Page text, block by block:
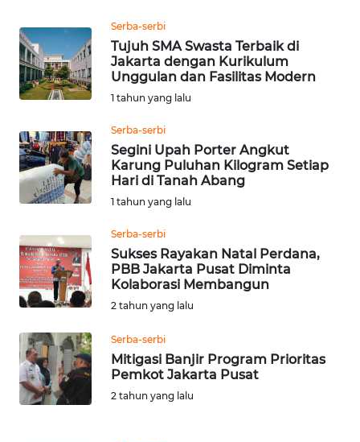
Serba-serbi
Tujuh SMA Swasta Terbaik di
Jakarta dengan Kurikulum
Unggulan dan Fasilitas Modern
1 tahun yang lalu
Serba-serbi
Segini Upah Porter Angkut
Karung Puluhan Kilogram Setiap
Hari di Tanah Abang
1 tahun yang lalu
Serba-serbi
Sukses Rayakan Natal Perdana,
PBB Jakarta Pusat Diminta
Kolaborasi Membangun
2 tahun yang lalu
Serba-serbi
Mitigasi Banjir Program Prioritas
Pemkot Jakarta Pusat
2 tahun yang lalu
NATUNA
WN
MANDALIKA
LIKUPANG
WN
LABUANBAJO
WN
BORNEO
Wahana